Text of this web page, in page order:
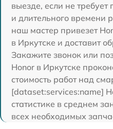
выезде, если не требует
и длительного времени
наш мастер привезет
в Иркутске и доставит
Закажите звонок или
Honor в Иркутске
стоимость работ над
[dataset:services:name]
статистике в среднем
всех необходимых